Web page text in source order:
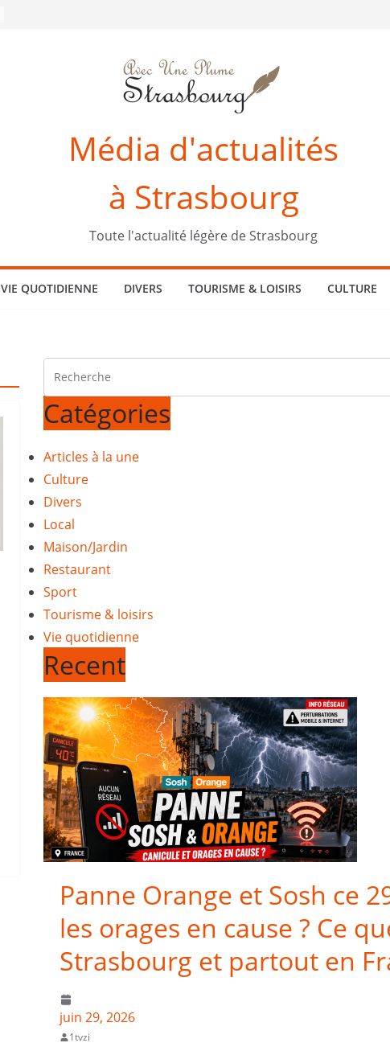
Média d'actualités
à Strasbourg
Toute l'actualité légère de Strasbourg
VIE QUOTIDIENNE DIVERS TOURISME & LOISIRS CULTURE
Catégories
Articles à la une
Culture
Divers
Local
Maison/Jardin
Restaurant
Sport
Tourisme & loisirs
Vie quotidienne
Recent
Panne Orange et Sosh ce
les orages en cause ? Ce
Strasbourg et partout en
juin 29, 2026
1tvzi